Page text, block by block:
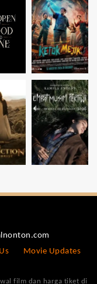
Movie Updates
film dan harga tiket di